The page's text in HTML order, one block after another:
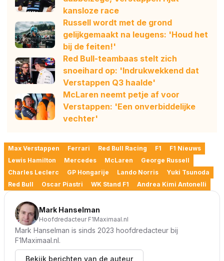
kansloze race
Russell wordt met de grond
gelijkgemaakt na leugens: 'Houd het
bij de feiten!'
Red Bull-teambaas stelt zich
snoeihard op: 'Indrukwekkend dat
Verstappen Q3 haalde'
McLaren neemt petje af voor
Verstappen: 'Een onverbiddelijke
vechter'
Max Verstappen Ferrari Red Bull Racing F1
F1 Nieuws
Lewis Hamilton
Mercedes McLaren
George Russell
Charles Leclerc
GP Hongarije Lando Norris
Yuki Tsunoda
Red Bull
Oscar Piastri WK Stand F1 Andrea Kimi Antonelli
Mark Hanselman
Hoofdredacteur F1Maximaal.nl
Mark Hanselman is sinds 2023 hoofdredacteur bij
F1Maximaal.nl.
Bekijk berichten van de auteur